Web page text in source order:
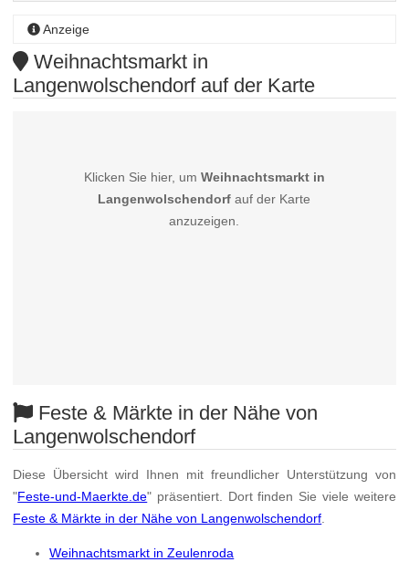
Anzeige
Weihnachtsmarkt in
Langenwolschendorf auf der Karte
Klicken Sie hier, um Weihnachtsmarkt in
Langenwolschendorf auf der Karte
anzuzeigen.
Feste & Märkte in der Nähe von
Langenwolschendorf
Diese Übersicht wird Ihnen mit freundlicher Unterstützung von
"Feste-und-Maerkte.de" präsentiert. Dort finden Sie viele weitere
Feste & Märkte in der Nähe von Langenwolschendorf
Weihnachtsmarkt in Zeulenroda